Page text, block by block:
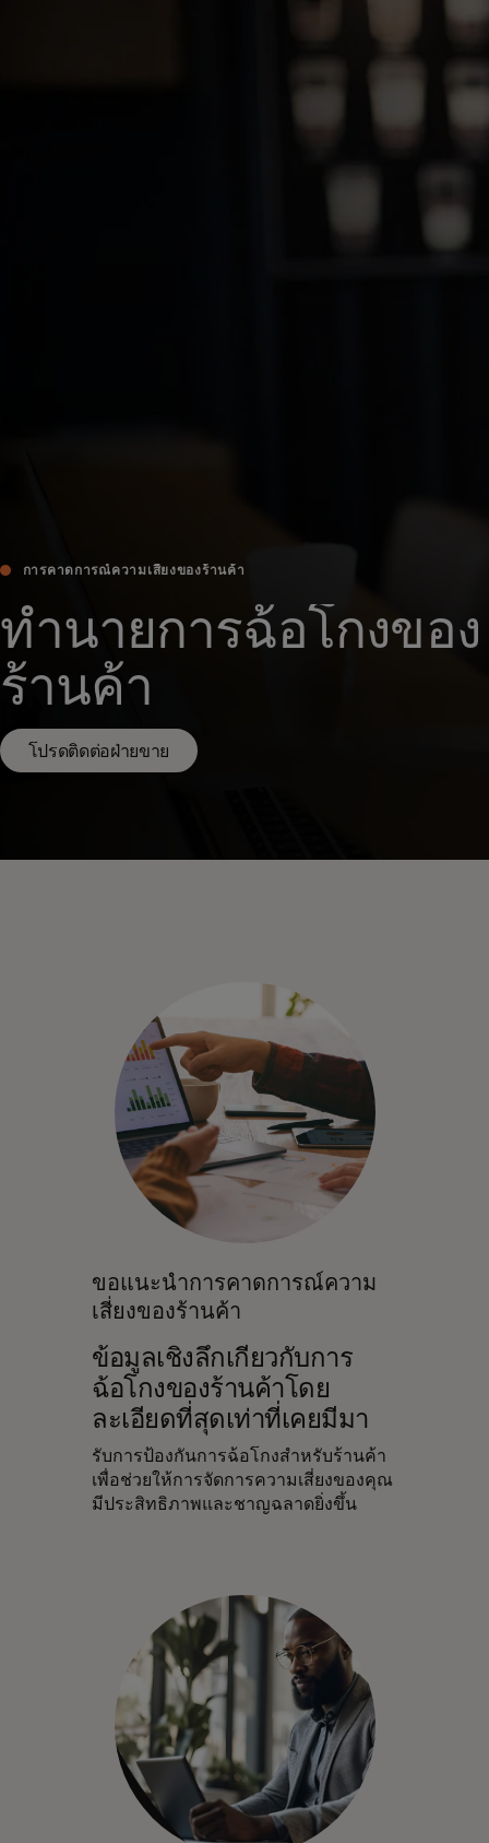
การคาดการณ์ความเสี่ยงของร้านค้า
ทำนายการฉ้อโกงของ
ร้านค้า
โปรดติดต่อฝ่ายขาย
ขอแนะนําการคาดการณ์ความ
เสี่ยงของร้านค้า
ข้อมูลเชิงลึกเกี่ยวกับการ
ฉ้อโกงของร้านค้าโดย
ละเอียดที่สุดเท่าที่เคยมีมา
รับการป้องกันการฉ้อโกงสำหรับร้านค้า
เพื่อช่วยให้การจัดการความเสี่ยงของคุณ
มีประสิทธิภาพและชาญฉลาดยิ่งขึ้น